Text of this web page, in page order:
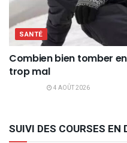
SANTÉ
Combien bien tomber
trop mal
4 AOÛT 2026
SUIVI DES COURSES EN